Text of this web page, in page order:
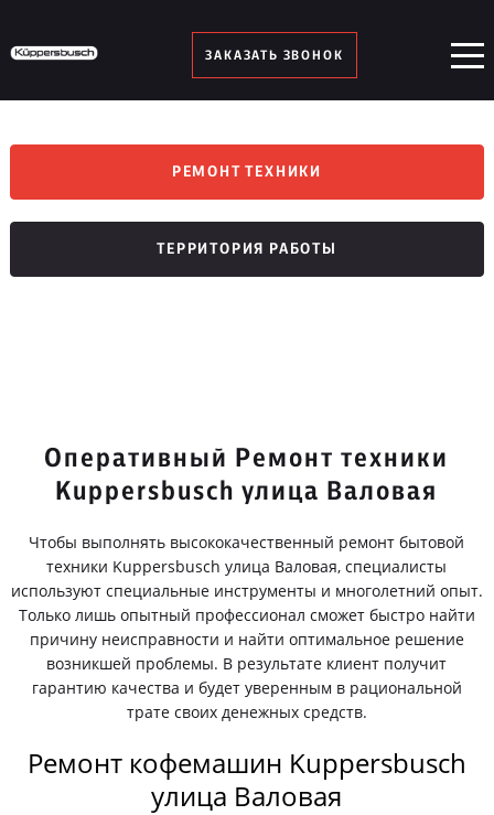
ЗАКАЗАТЬ ЗВОНОК
РЕМОНТ ТЕХНИКИ
ТЕРРИТОРИЯ РАБОТЫ
Оперативный Ремонт техники
Kuppersbusch улица Валовая
Чтобы выполнять высококачественный ремонт бытовой
техники Kuppersbusch улица Валовая, специалисты
используют специальные инструменты и многолетний опыт.
Только лишь опытный профессионал сможет быстро найти
причину неисправности и найти оптимальное решение
возникшей проблемы. В результате клиент получит
гарантию качества и будет уверенным в рациональной
трате своих денежных средств.
Ремонт кофемашин Kuppersbusch
улица Валовая